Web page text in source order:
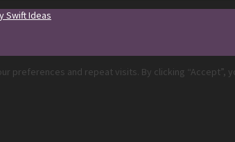
Swift Ideas
and repeat visits. By clicking “Accept”,